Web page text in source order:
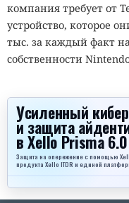
компания требует от
устройство, которое
тыс. за каждый факт
собственности
Усиленный
и защита
в Xello Prisma 6.0
Защита на опережение с помощью
продукта Xello ITDR и единой